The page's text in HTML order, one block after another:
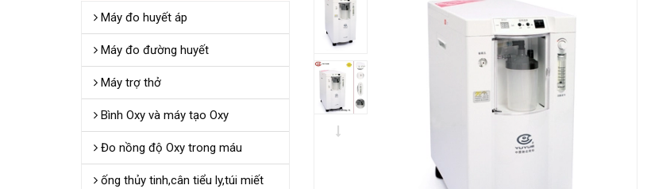
Máy đo huyết áp
Máy đo đường huyết
Máy trợ thở
Bình Oxy và máy tạo Oxy
Đo nồng độ Oxy trong máu
ống thủy tinh,cân tiểu ly,túi miết